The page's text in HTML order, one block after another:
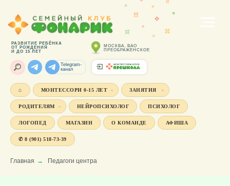
МОСКВА, ВАО
ПРЕОБРАЖЕНСКОЕ
РАЗВИТИЕ РЕБЁНКА
ОТ РОЖДЕНИЯ
И ДО 15 ЛЕТ
Telegram-
канал
⌂ МОНТЕССОРИ 0-15 ЛЕТ ЗАНЯТИЯ
РОДИТЕЛЯМ НЕЙРОПСИХОЛОГ ПСИХОЛОГ
ЛОГОПЕД МАГАЗИН О КОМАНДЕ АФИША
✆ 8 (901) 518-73-39
Главная → Педагоги центра